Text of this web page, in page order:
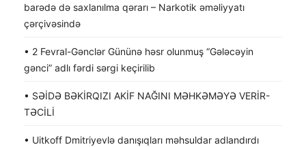
barədə də saxlanılma qərarı – Narkotik əməliyyatı
çərçivəsində
• 2 Fevral-Gənclər Gününə həsr olunmuş “Gələcəyin
gənci” adlı fərdi sərgi keçirilib
• SƏİDƏ BƏKİRQIZI AKİF NAĞINI MƏHKƏMƏYƏ VERİR-
TƏCİLİ
• Uitkoff Dmitriyevlə danışıqları məhsuldar adlandırdı